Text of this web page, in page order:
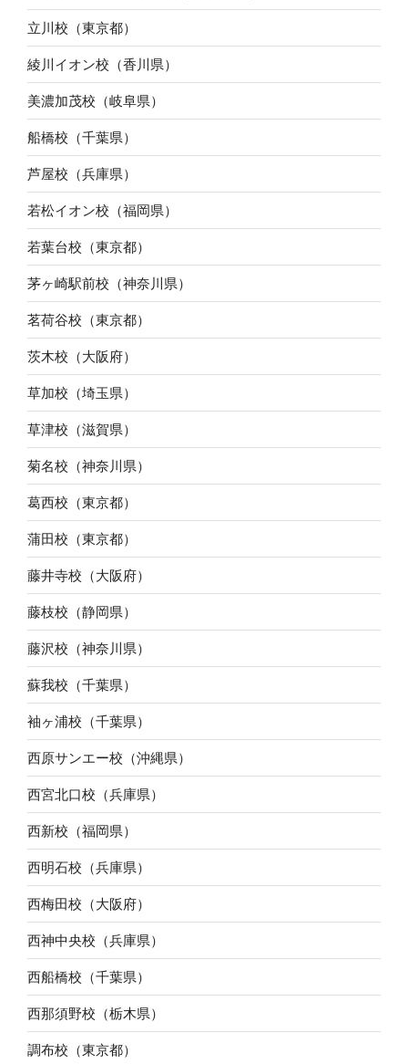
立川校（東京都）
綾川イオン校（香川県）
美濃加茂校（岐阜県）
船橋校（千葉県）
芦屋校（兵庫県）
若松イオン校（福岡県）
若葉台校（東京都）
茅ヶ崎駅前校（神奈川県）
茗荷谷校（東京都）
茨木校（大阪府）
草加校（埼玉県）
草津校（滋賀県）
菊名校（神奈川県）
葛西校（東京都）
蒲田校（東京都）
藤井寺校（大阪府）
藤枝校（静岡県）
藤沢校（神奈川県）
蘇我校（千葉県）
袖ヶ浦校（千葉県）
西原サンエー校（沖縄県）
西宮北口校（兵庫県）
西新校（福岡県）
西明石校（兵庫県）
西梅田校（大阪府）
西神中央校（兵庫県）
西船橋校（千葉県）
西那須野校（栃木県）
調布校（東京都）